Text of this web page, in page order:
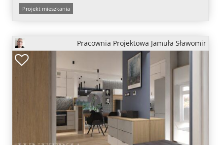
Projekt mieszkania
Pracownia Projektowa Jamuła Sławomir